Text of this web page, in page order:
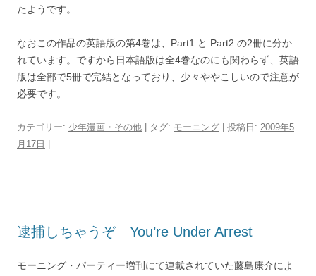
たようです。
なおこの作品の英語版の第4巻は、Part1 と Part2 の2冊に分か
れています。ですから日本語版は全4巻なのにも関わらず、英語
版は全部で5冊で完結となっており、少々ややこしいので注意が
必要です。
カテゴリー: 少年漫画・その他 | タグ: モーニング | 投稿日: 2009年5
月17日
逮捕しちゃうぞ You’re Under Arrest
モーニング・パーティー増刊にて連載されていた藤島康介によ